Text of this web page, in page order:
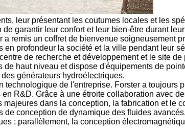
leur présentant les coutumes locales et les
garantir leur confort et leur bien-être durant
remis un coffret de bienvenue soigneusement
profondeur la société et la ville pendant leur
de recherche et développement et le site
haut niveau et dispose d'équipements de
générateurs hydroélectriques.
de l'entreprise. Forster a toujours
R&D. Grâce à une étroite collaboration avec
dans la conception, la fabrication et le
conception de dynamique des fluides
; parallèlement, la conception